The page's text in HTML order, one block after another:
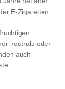
E-Zigaretten
neutrale oder
auch